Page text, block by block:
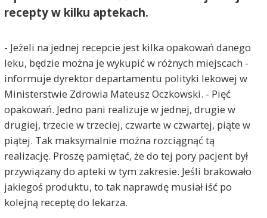
recepty w kilku aptekach.
- Jeżeli na jednej recepcie jest kilka opakowań danego
leku, będzie można je wykupić w różnych miejscach -
informuje dyrektor departamentu polityki lekowej w
Ministerstwie Zdrowia Mateusz Oczkowski. - Pięć
opakowań. Jedno pani realizuje w jednej, drugie w
drugiej, trzecie w trzeciej, czwarte w czwartej, piąte w
piątej. Tak maksymalnie można rozciągnąć tą
realizację. Proszę pamiętać, że do tej pory pacjent był
przywiązany do apteki w tym zakresie. Jeśli brakowało
jakiegoś produktu, to tak naprawdę musiał iść po
kolejną receptę do lekarza.